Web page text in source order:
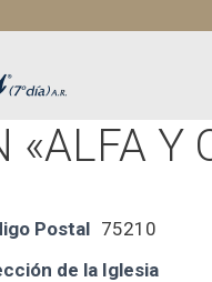
«ALFA Y
Postal 75210
de la Iglesia